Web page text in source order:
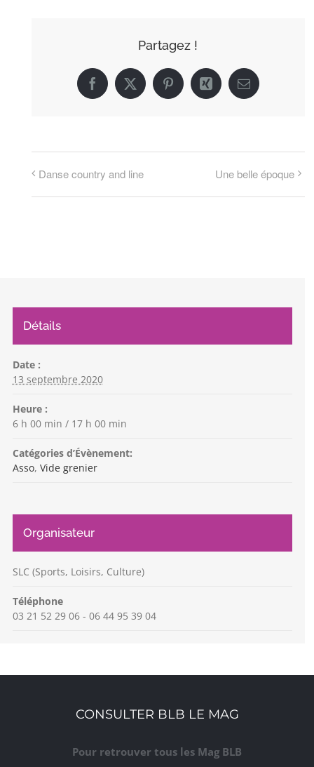
Partagez !
Facebook
X PinterestXing Email
Danse country and line Une belle époque
Détails
Date :
13 septembre 2020
Heure :
6 h 00 min / 17 h 00 min
Catégories d’Évènement:
Asso, Vide grenier
Organisateur
SLC (Sports, Loisirs, Culture)
Téléphone
03 21 52 29 06 - 06 44 95 39 04
CONSULTER BLB LE MAG
Pour retrouver tous les Mag BLB